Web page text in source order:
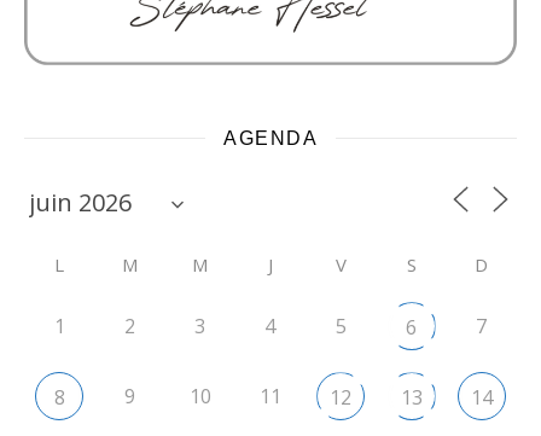
AGENDA
L M M J V S D
1 2 3 4 5 6 7
8 9 10 11 12 13 14